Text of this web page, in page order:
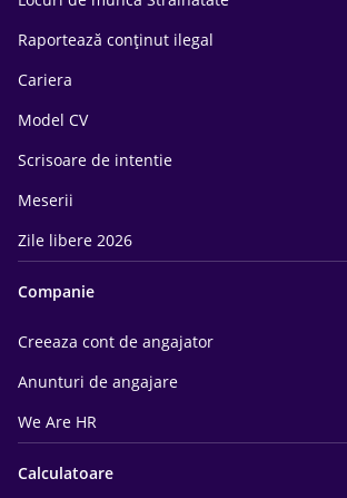
Raportează conținut ilegal
Cariera
Model CV
Scrisoare de intentie
Meserii
Zile libere 2026
Companie
Creeaza cont de angajator
Anunturi de angajare
We Are HR
Calculatoare